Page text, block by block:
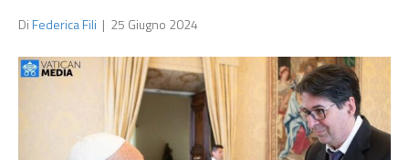
DiFederica Fili | 25 Giugno 2024